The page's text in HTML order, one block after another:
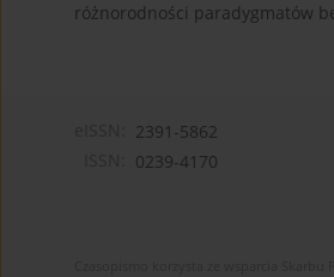
różnorodności paradygmatów
2391-5862
0239-4170